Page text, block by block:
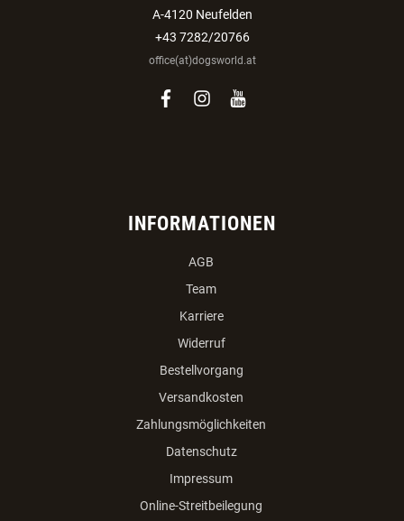
A-4120 Neufelden
+43 7282/20766
office(at)dogsworld.at
facebook
instagram
youtube
INFORMATIONEN
AGB
Team
Karriere
Widerruf
Bestellvorgang
Versandkosten
Zahlungsmöglichkeiten
Datenschutz
Impressum
Online-Streitbeilegung